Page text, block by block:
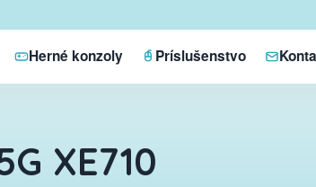
Herné konzoly Príslušenstvo
XE710